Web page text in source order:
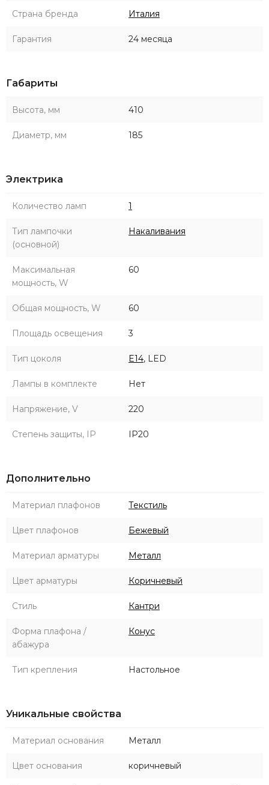
Страна бренда Италия
Гарантия 24 месяца
Габариты
Высота, мм 410
Диаметр, мм 185
Электрика
Количество ламп 1
Тип лампочки
(основной)
Накаливания
Максимальная
мощность, W
60
Общая мощность, W 60
Площадь освещения 3
Тип цоколя E14, LED
Лампы в комплекте Нет
Напряжение, V 220
Степень защиты, IP IP20
Дополнительно
Материал плафонов Текстиль
Цвет плафонов Бежевый
Материал арматуры Металл
Цвет арматуры Коричневый
Стиль Кантри
Форма плафона /
абажура
Конус
Тип крепления Настольное
Уникальные свойства
Материал основания Металл
Цвет основания коричневый